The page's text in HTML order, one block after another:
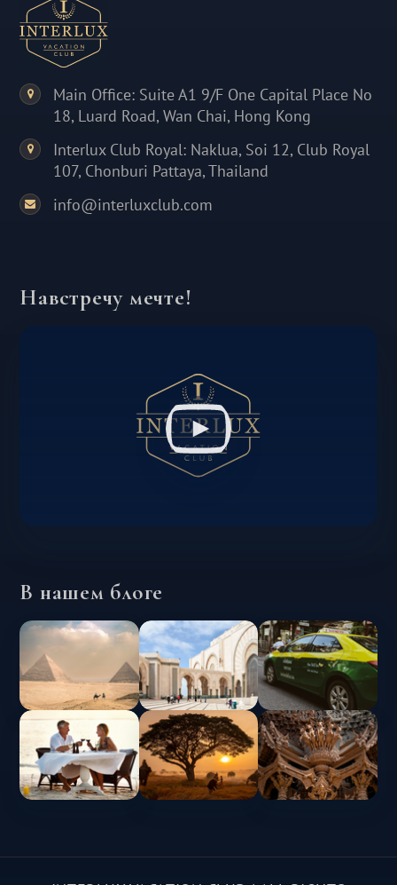
Main Office: Suite A1 9/F One Capital Place No
18, Luard Road, Wan Chai, Hong Kong
Interlux Club Royal: Naklua, Soi 12, Club Royal
107, Chonburi Pattaya, Thailand
info@interluxclub.com
Навстречу мечте!
В нашем блоге